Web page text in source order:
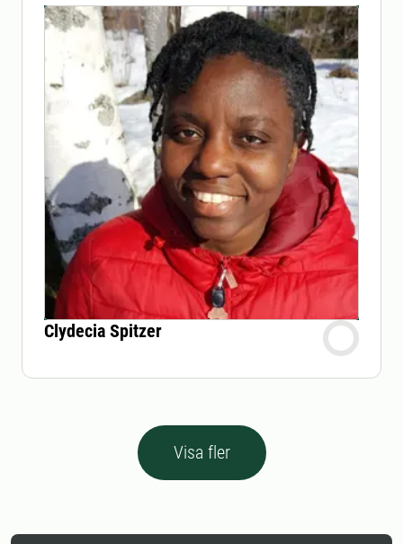
Clydecia Spitzer
Visa fler